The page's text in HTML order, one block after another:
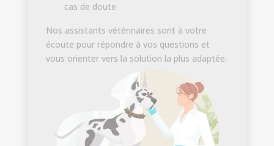
cas de doute
Nos assistants vétérinaires sont à votre
écoute pour répondre à vos questions et
vous orienter vers la solution la plus adaptée.